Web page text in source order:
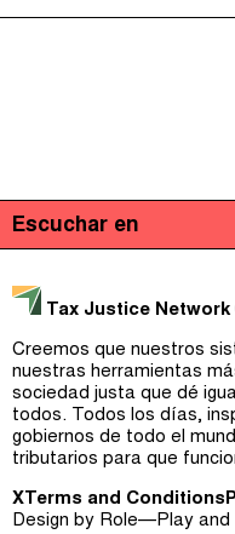
Escuchar en
Tax Justice Network
Creemos que nuestros
nuestras herramientas
sociedad justa que dé
todos. Todos los días,
gobiernos de todo el
tributarios para que
X Terms and Conditions
Design by Role—Play and